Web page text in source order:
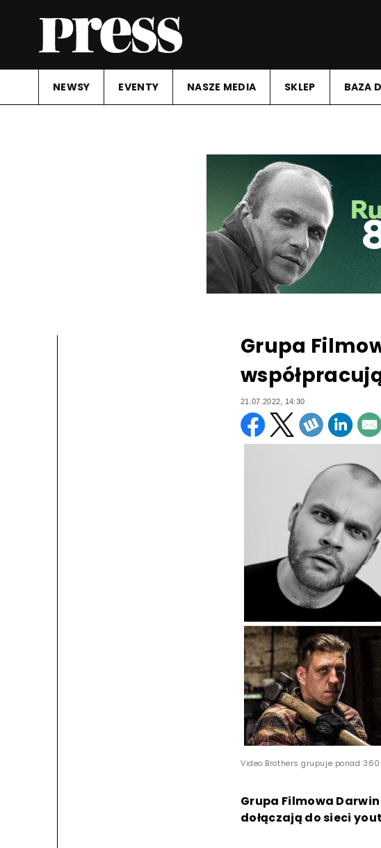
NEWSY EVENTY NASZE MEDIA SKLEP BAZA
Grupa
21.07.2022, 14:30
Video Brothers grupuje ponad
Grupa Filmowa
dołączają do sieci